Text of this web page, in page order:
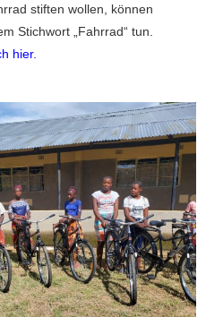
stiften wollen, können
Stichwort „Fahrrad“ tun.
hier.